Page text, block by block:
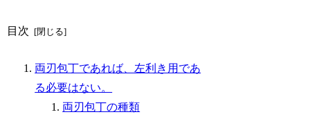
目次
両刃包丁であれば、左利き用であ
る必要はない。
両刃包丁の種類